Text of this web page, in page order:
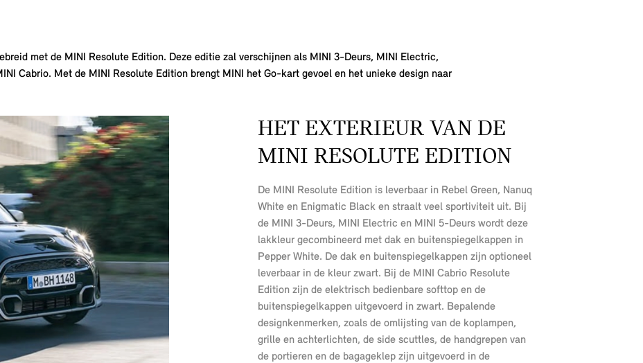
met de MINI Resolute Edition. Deze editie zal verschijnen als MINI 3-Deurs, MINI Electric,
Cabrio. Met de MINI Resolute Edition brengt MINI het Go-kart gevoel en het unieke design naar
HET EXTERIEUR VAN DE
MINI RESOLUTE EDITION
De MINI Resolute Edition is leverbaar in Rebel Green, Nanuq
White en Enigmatic Black en straalt veel sportiviteit uit. Bij
de MINI 3-Deurs, MINI Electric en MINI 5-Deurs wordt deze
lakkleur gecombineerd met dak en buitenspiegelkappen in
Pepper White. De dak en buitenspiegelkappen zijn optioneel
leverbaar in de kleur zwart. Bij de MINI Cabrio Resolute
Edition zijn de elektrisch bedienbare softtop en de
buitenspiegelkappen uitgevoerd in zwart. Bepalende
designkenmerken, zoals de omlijsting van de koplampen,
grille en achterlichten, de side scuttles, de handgrepen van
de portieren en de bagageklep zijn uitgevoerd in de